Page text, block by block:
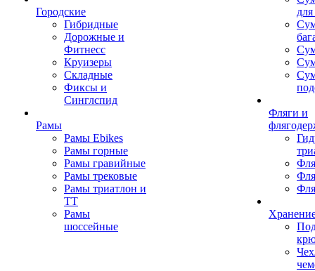
Городские
Гибридные
Дорожные и
Фитнесс
Круизеры
Складные
Фиксы и
Синглспид
Рамы
Рамы Ebikes
Рамы горные
Рамы гравийные
Рамы трековые
Рамы триатлон и
ТТ
Рамы
шоссейные
Фляги и